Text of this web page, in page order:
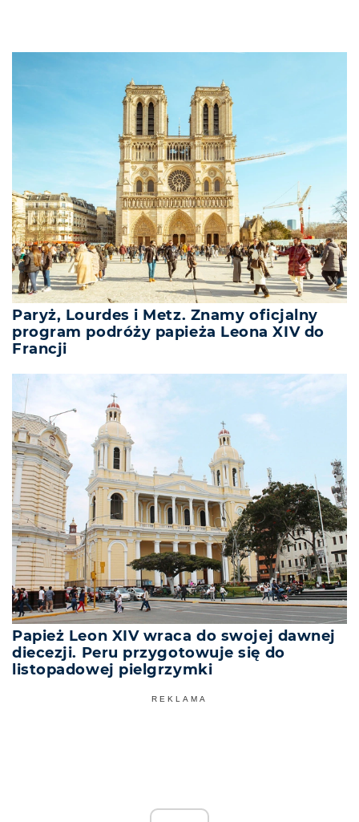
Paryż, Lourdes i Metz. Znamy oficjalny
program podróży papieża Leona XIV do
Francji
Papież Leon XIV wraca do swojej dawnej
diecezji. Peru przygotowuje się do
listopadowej pielgrzymki
REKLAMA